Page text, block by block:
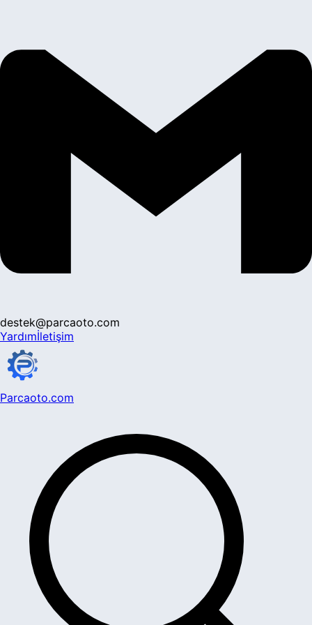
destek@parcaoto.com
Yardımİletişim
Parcaoto.com